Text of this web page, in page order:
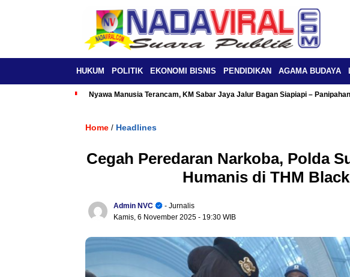
HUKUM POLITIK EKONOMI BISNIS PENDIDIKAN AGAMA BUDAYA
Nyawa Manusia Terancam, KM Sabar Jaya Jalur Bagan Siapiapi –
Home / Headlines
Cegah Peredaran Narkoba, Polda
Humanis di THM
Admin NVC
- Jurnalis
Kamis, 6 November 2025 - 19:30 WIB